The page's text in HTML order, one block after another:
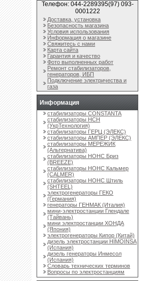
Телефон: 044-2289395(97) 093-
0001222
Доставка, установка
Безопасность магазина
Условия использования
Информация о магазине
Свяжитесь с нами
Карта сайта
Гарантия и качество
Фото выполненных работ
Ремонт стабилизаторов,
генераторов, ИБП
Подключение электричества и
газа
Информация
стабилизаторы CONSTANTA
стабилизаторы НСН
(УкрТехнология)
стабилизаторы ГЕРЦ (ЭЛЕКС)
стабилизаторы АМПЕР (ЭЛЕКС)
стабилизаторы МЕРЕЖИК
(Альтернатива)
стабилизаторы НОНС Бриз
(BREEZE)
стабилизаторы НОНС Кальмер
(CALMER)
стабилизаторы НОНС Штиль
(SHTEEL)
электрогенераторы ГЕКО
(Германия)
генераторы ГЕНМАК (Италия)
мини-электростанции Глендале
(Тайвань)
мини электростанции ХОНДА
(Япония)
электрогенераторы Кипор (Китай)
дизель электростанции HIMOINSA
(Испания)
дизель генераторы Инмесол
(Испания)
Словарь технических терминов
Вопросы по электростанциям